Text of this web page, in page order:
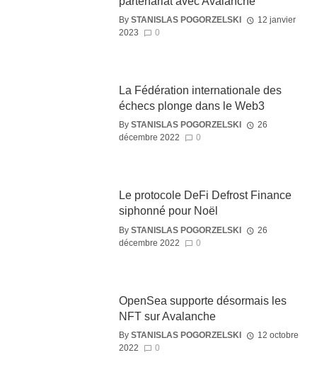
By STANISLAS POGORZELSKI
12 janvier
2023
0
La Fédération internationale des
échecs plonge dans le Web3
By STANISLAS POGORZELSKI
26
décembre 2022
0
Le protocole DeFi Defrost Finance
siphonné pour Noël
By STANISLAS POGORZELSKI
26
décembre 2022
0
OpenSea supporte désormais les
NFT sur Avalanche
By STANISLAS POGORZELSKI
12 octobre
2022
0